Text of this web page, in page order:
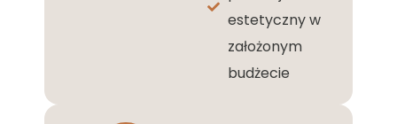
estetyczny w
założonym
budżecie